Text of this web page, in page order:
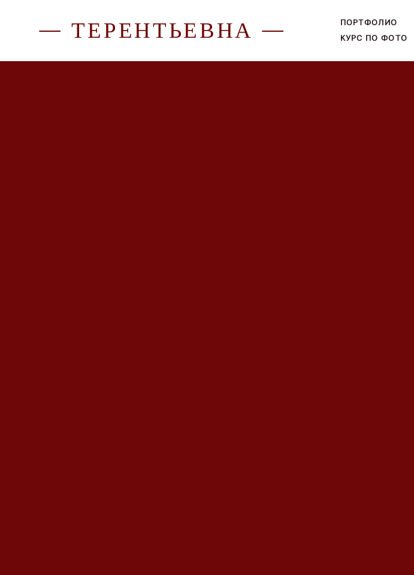
— ТЕРЕНТЬЕВНА — ПОРТФОЛИО
КУРС ПО ФОТО